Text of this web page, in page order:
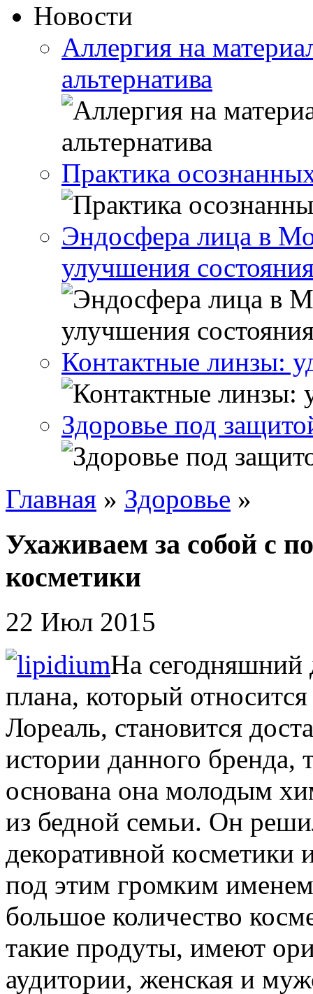
Новости
Аллергия на
альтернатива
Практика
Эндосфера лица в
улучшения
Контактные линзы:
Здоровье под
Главная » Здоровье »
Ухаживаем за собой с
косметики
22 Июл 2015
На сегодняшний
плана, который
Лореаль, становится
истории данного бренда,
основана она молодым
из бедной семьи. Он
декоративной
под этим громким
большое количество
такие продуты, имеют
аудитории, женская и